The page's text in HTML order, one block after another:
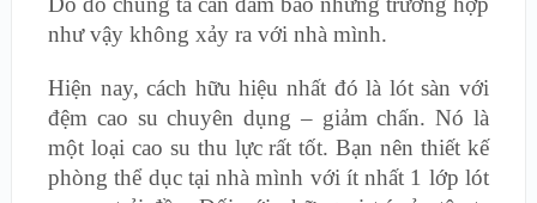
như vậy không xảy ra với nhà mình.
Hiện nay, cách hữu hiệu nhất đó là lót sàn với
đệm cao su chuyên dụng – giảm chấn. Nó là
một loại cao su thu lực rất tốt. Bạn nên thiết kế
phòng thể dục tại nhà mình với ít nhất 1 lớp lót